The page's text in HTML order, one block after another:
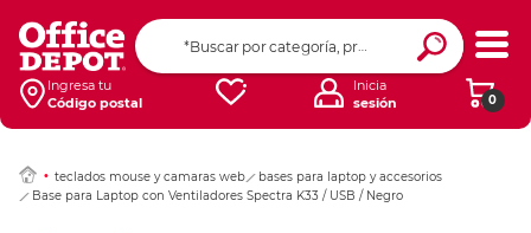
Ingresa tu
Código postal
0
Inicia
sesión
teclados mouse y camaras web
bases para laptop y accesorios
Base para Laptop con Ventiladores Spectra K33 / USB / Negro
Ingresar Codigo